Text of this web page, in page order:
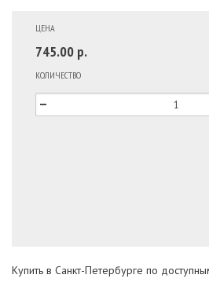
ЦЕНА
745.00 р.
КОЛИЧЕСТВО
Купить в Санкт-Петербурге по